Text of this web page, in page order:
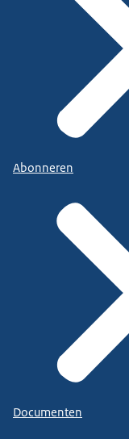
Abonneren
Documenten